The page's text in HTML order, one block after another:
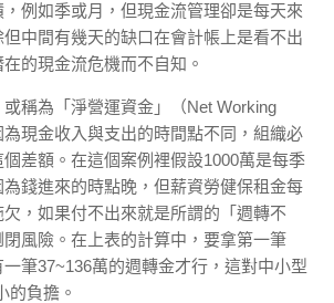
例如季或月，但現金流管理卻是每天來
中間有幾天的缺口在會計帳上是看不出
的現金流危機而不自知。
稱為「淨營運資金」（Net Working
現金收入與支出的時間點不同，組織必
差額。在這個案例裡假設1000萬是每季
錢進來的時點晚，但薪資勞健保租金每
，如果付不出來就是所謂的「週轉不
風險。在上表的計算中，要拿第一筆
筆37~136萬的週轉金才行，這對中小型
的負擔。